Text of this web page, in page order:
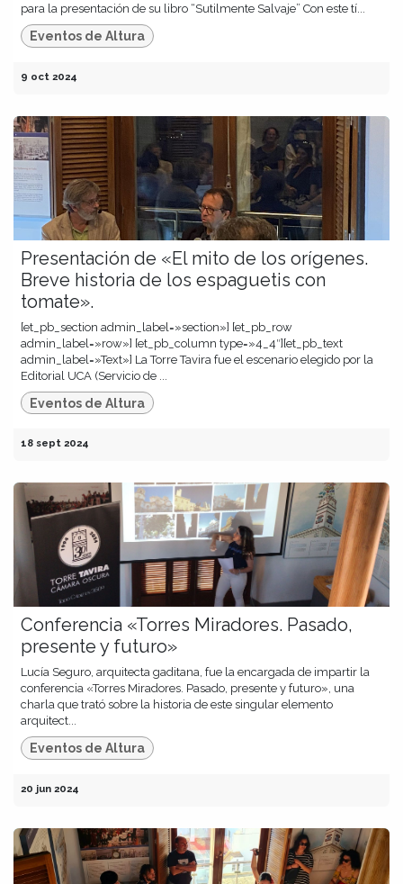
para la presentación de su libro “Sutilmente Salvaje” Con este tí...
Eventos de Altura
9 oct 2024
Presentación de «El mito de los orígenes.
Breve historia de los espaguetis con
tomate».
[et_pb_section admin_label=»section»] [et_pb_row
admin_label=»row»] [et_pb_column type=»4_4″][et_pb_text
admin_label=»Text»] La Torre Tavira fue el escenario elegido por la
Editorial UCA (Servicio de ...
Eventos de Altura
18 sept 2024
Conferencia «Torres Miradores. Pasado,
presente y futuro»
Lucía Seguro, arquitecta gaditana, fue la encargada de impartir la
conferencia «Torres Miradores. Pasado, presente y futuro», una
charla que trató sobre la historia de este singular elemento
arquitect...
Eventos de Altura
20 jun 2024